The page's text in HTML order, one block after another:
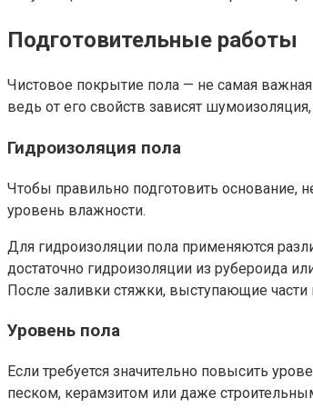
Подготовительные работы
Чистовое покрытие пола — не самая
ведь от его свойств зависят
Гидроизоляция пола
Чтобы правильно подготовить основание,
уровень влажности.
Для гидроизоляции пола применяются
достаточно гидроизоляции из рубероида
После заливки стяжки, выступающие части
Уровень пола
Если требуется значительно повысить
песком, керамзитом или даже